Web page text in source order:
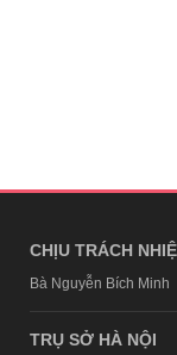
CHỊU TRÁCH
Bà Nguyễn Bích Minh
TRỤ SỞ HÀ NỘI